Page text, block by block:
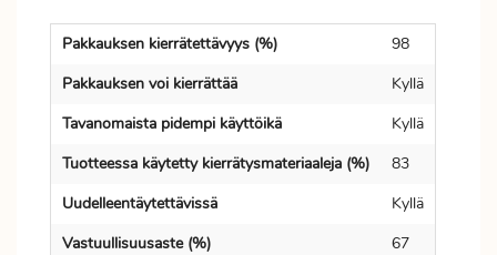
Pakkauksen kierrätettävyys (%)
98
Pakkauksen voi kierrättää
Kyllä
Tavanomaista pidempi käyttöikä
Kyllä
Tuotteessa käytetty kierrätysmateriaaleja (%)
83
Uudelleentäytettävissä
Kyllä
Vastuullisuusaste (%)
67